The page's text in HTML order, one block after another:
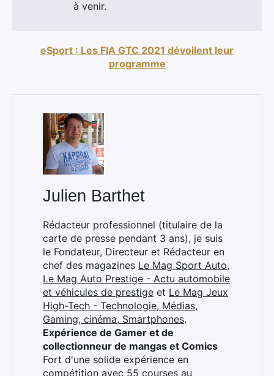
à venir.
eSport : Les FIA GTC 2021 dévoilent leur
programme
Julien Barthet
Rédacteur professionnel (titulaire de la
carte de presse pendant 3 ans), je suis
le Fondateur, Directeur et Rédacteur en
chef des magazines Le Mag Sport Auto,
Le Mag Auto Prestige - Actu automobile
et véhicules de prestige et Le Mag Jeux
High-Tech - Technologie, Médias,
Gaming, cinéma, Smartphones.
Expérience de Gamer et de
collectionneur de mangas et Comics
Fort d'une solide expérience en
compétition avec 55 courses au
Rechercher